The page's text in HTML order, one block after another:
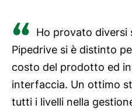
Ho provato diversi
Pipedrive si è distinto
costo del prodotto ed
interfaccia. Un ottimo
tutti i livelli nella